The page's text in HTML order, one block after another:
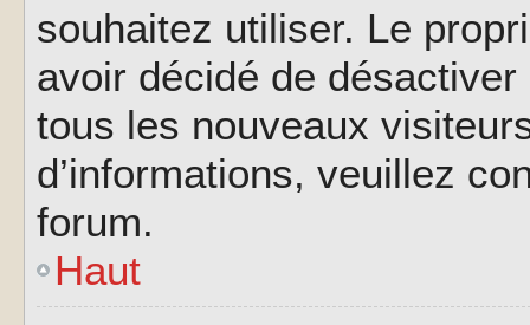
souhaitez utiliser. Le
avoir décidé de
tous les nouveaux
d’informations, veuillez
forum.
Haut